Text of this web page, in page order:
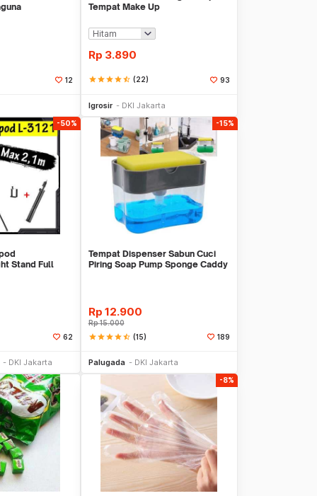
12
Tempat Make Up
Rp 3.890
starstarstarstarstar_half (22) 93
Igrosir DKI Jakarta
-50%
Stand Full
62
DKI Jakarta
-15%
Tempat Dispenser Sabun Cuci
Piring Soap Pump Sponge Caddy
Rp 12.900
Rp15.000
starstarstarstarstar_half (15) 189
Palugada DKI Jakarta
-8%